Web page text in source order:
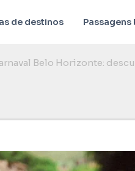
de destinos Passagens
Belo Horizonte: